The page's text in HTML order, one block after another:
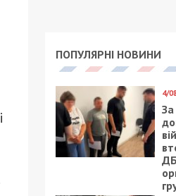
ПОПУЛЯРНІ НОВИНИ
4/